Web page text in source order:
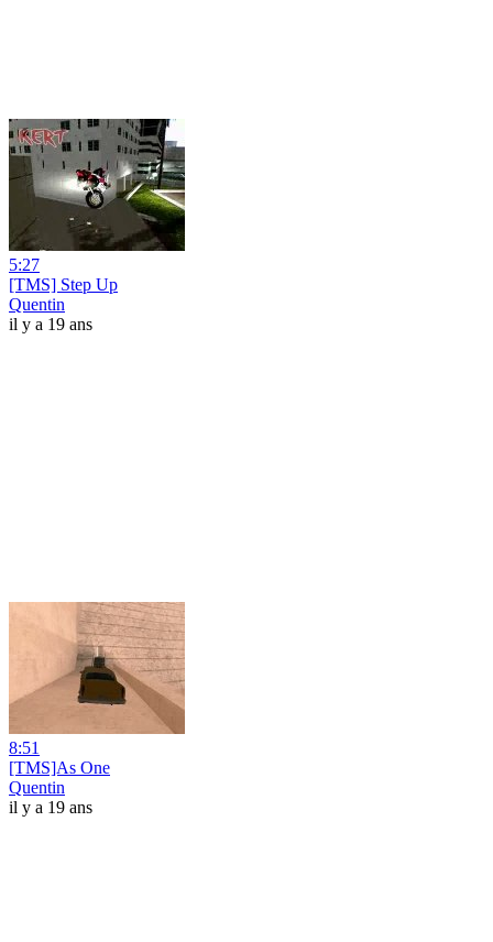
5:27
[TMS] Step Up
Quentin
il y a 19 ans
8:51
[TMS]As One
Quentin
il y a 19 ans